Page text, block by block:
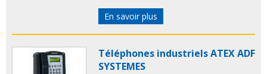
En savoir plus
Téléphones industriels ATEX ADF
SYSTEMES